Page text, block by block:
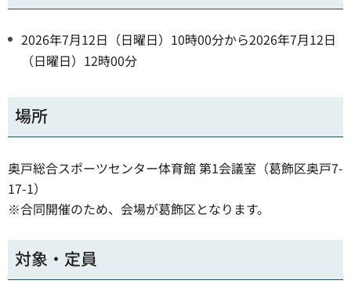
2026年7月12日（日曜日）10時00分から2026年7月12日
（日曜日）12時00分
場所
奥戸総合スポーツセンター体育館 第1会議室（葛飾区奥戸7-
17-1）
※合同開催のため、会場が葛飾区となります。
対象・定員